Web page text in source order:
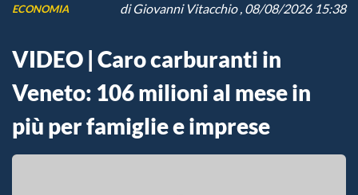
ECONOMIA diGiovanni Vitacchio, 08/08/2026 15:38
VIDEO | Caro carburanti in
Veneto: 106 milioni al mese in
più per famiglie e imprese